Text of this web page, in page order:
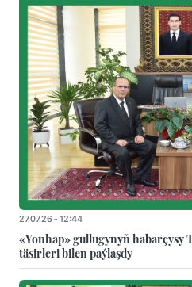
27.07.26 - 12:44
«Yonhap» gullugynyň habarçysy
täsirleri bilen paýlaşdy